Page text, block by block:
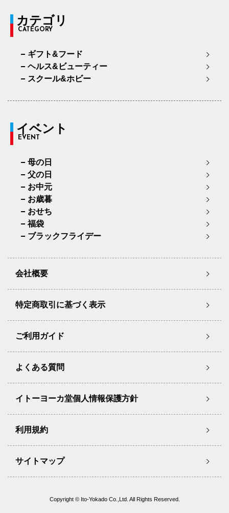
カテゴリ
CATEGORY
ギフト&フード
ヘルス&ビューティー
スクール&ホビー
イベント
EVENT
母の日
父の日
お中元
お歳暮
おせち
福袋
ブラックフライデー
会社概要
特定商取引に基づく表示
ご利用ガイド
よくある質問
イトーヨーカ堂個人情報保護方針
利用規約
サイトマップ
Copyright © Ito-Yokado Co.,Ltd. All Rights Reserved.